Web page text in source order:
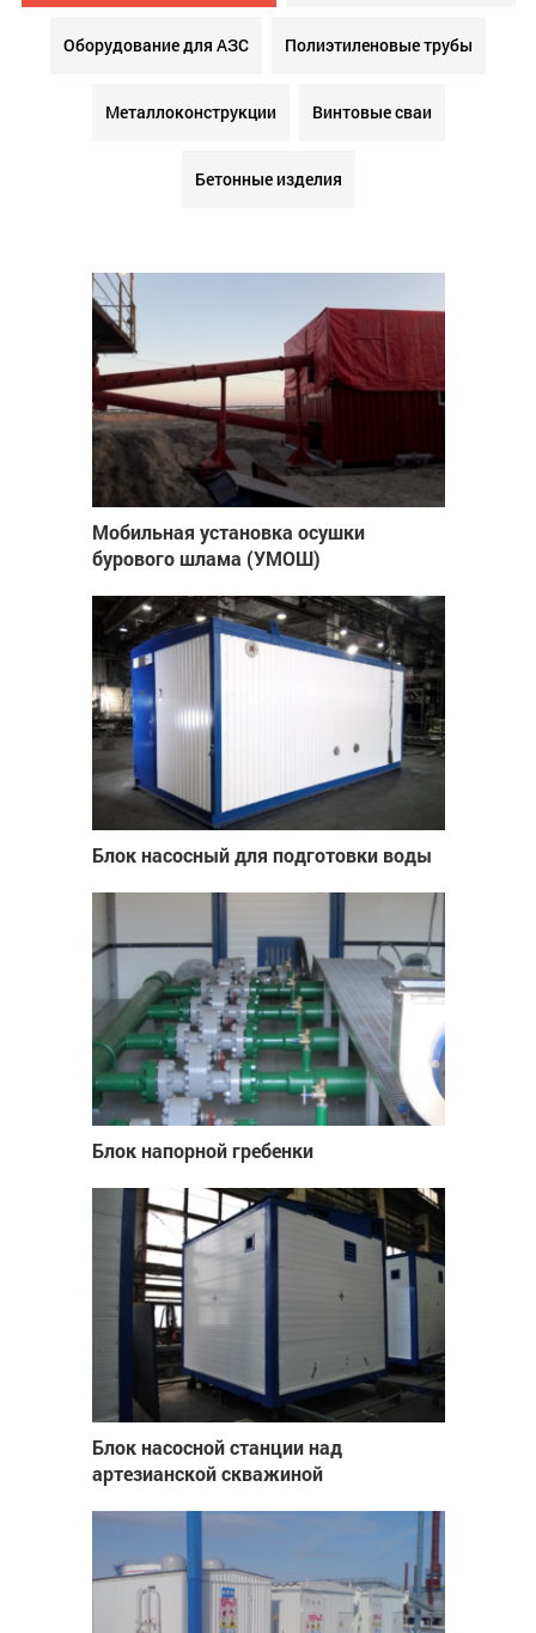
Оборудование для АЗС Полиэтиленовые трубы
Металлоконструкции Винтовые сваи
Бетонные изделия
Мобильная установка осушки
бурового шлама (УМОШ)
Блок насосный для подготовки воды
Блок напорной гребенки
Блок насосной станции над
артезианской скважиной